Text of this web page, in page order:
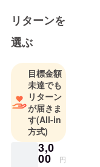
リターンを
選ぶ
目標金額
未達でも
リターン
が届きま
す(All-in
方式)
3,0
00 円